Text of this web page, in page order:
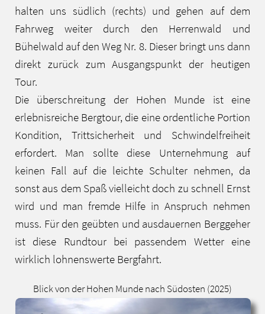
halten uns südlich (rechts) und gehen auf dem
Fahrweg weiter durch den Herrenwald und
Bühelwald auf den Weg Nr. 8. Dieser bringt uns dann
direkt zurück zum Ausgangspunkt der heutigen
Tour.
Die überschreitung der Hohen Munde ist eine
erlebnisreiche Bergtour, die eine ordentliche Portion
Kondition, Trittsicherheit und Schwindelfreiheit
erfordert. Man sollte diese Unternehmung auf
keinen Fall auf die leichte Schulter nehmen, da
sonst aus dem Spaß vielleicht doch zu schnell Ernst
wird und man fremde Hilfe in Anspruch nehmen
muss. Für den geübten und ausdauernen Berggeher
ist diese Rundtour bei passendem Wetter eine
wirklich lohnenswerte Bergfahrt.
Blick von der Hohen Munde nach Südosten (2025)